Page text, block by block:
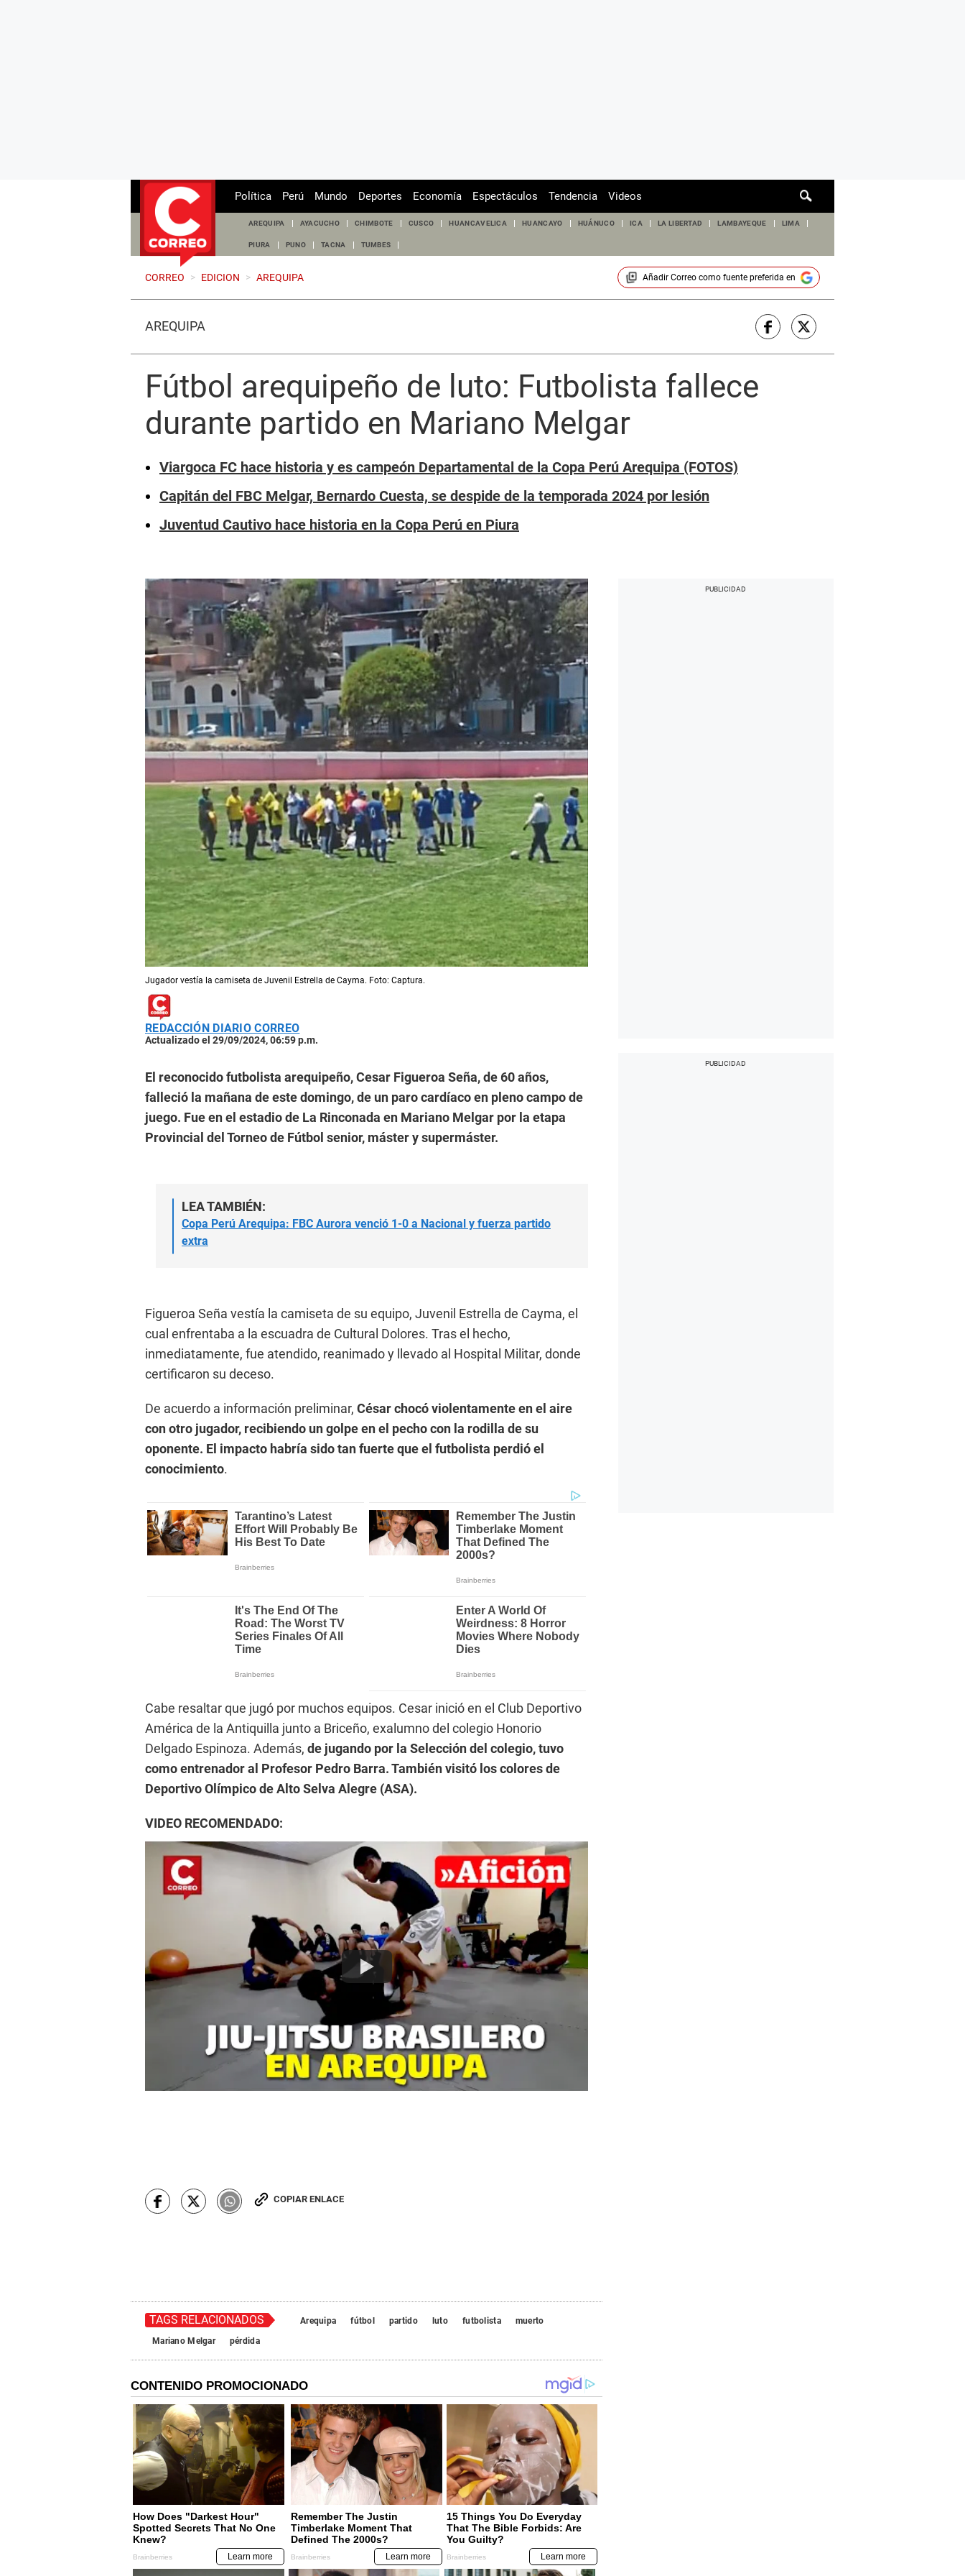
de
Política Perú Mundo Deportes Economía Espectáculos Tendencia Videos
AREQUIPA AYACUCHO CHIMBOTE CUSCO HUANCAVELICA HUANCAYO HUÁNUCO ICA LA LIBERTAD LAMBAYEQUE LIMA
PIURA PUNO TACNA TUMBES
CORREO > EDICION > AREQUIPA Añadir Correocomo fuente preferida en
AREQUIPA
Fútbol arequipeño de luto: Futbolista fallece
durante partido en Mariano Melgar
Viargoca FC hace historia y es campeón Departamental de la Copa Perú Arequipa (FOTOS)
Capitán del FBC Melgar, Bernardo Cuesta, se despide de la temporada 2024 por lesión
Juventud Cautivo hace historia en la Copa Perú en Piura
Jugador vestía la camiseta de Juvenil Estrella de Cayma. Foto: Captura.
REDACCIÓN DIARIO CORREO
Actualizado el 29/09/2024, 06:59 p.m.
El reconocido futbolista arequipeño, Cesar Figueroa Seña, de 60 años,
falleció la mañana de este domingo, de un paro cardíaco en pleno campo de
juego. Fue en el estadio de La Rinconada en Mariano Melgar por la etapa
Provincial del Torneo de Fútbol senior, máster y supermáster.
LEA TAMBIÉN:
Copa Perú Arequipa: FBC Aurora venció 1-0 a Nacional y fuerza partido
extra
Figueroa Seña vestía la camiseta de su equipo, Juvenil Estrella de Cayma, el
cual enfrentaba a la escuadra de Cultural Dolores. Tras el hecho,
inmediatamente, fue atendido, reanimado y llevado al Hospital Militar, donde
certificaron su deceso.
De acuerdo a información preliminar, César chocó violentamente en el aire
con otro jugador, recibiendo un golpe en el pecho con la rodilla de su
oponente. El impacto habría sido tan fuerte que el futbolista perdió el
conocimiento.
Cabe resaltar que jugó por muchos equipos. Cesar inició en el Club Deportivo
América de la Antiquilla junto a Briceño, exalumno del colegio Honorio
Delgado Espinoza. Además, de jugando por la Selección del colegio, tuvo
como entrenador al Profesor Pedro Barra. También visitó los colores de
Deportivo Olímpico de Alto Selva Alegre (ASA).
VIDEO RECOMENDADO:
COPIAR ENLACE
TAGS RELACIONADOS Arequipa fútbol partido luto futbolista
muerto
Mariano Melgar
pérdida